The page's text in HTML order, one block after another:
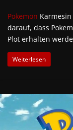
Pokemon
darauf, dass
Plot erhalten
Weiterlesen